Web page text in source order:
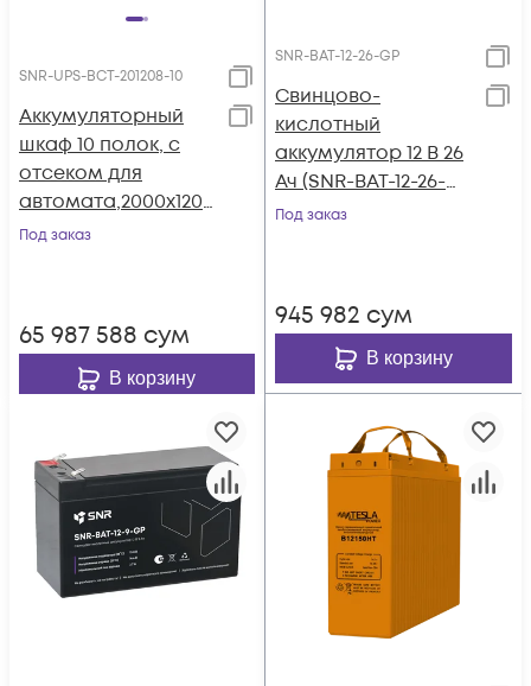
SNR-UPS-BCT-201208-10
Аккумуляторный
шкаф 10 полок, с
отсеком для
автомата,2000х1200
х800мм (SNR-UPS-
Под заказ
65 987 588 сум
В корзину
SNR-BAT-12-26-GP
Свинцово-
кислотный
аккумулятор 12 В 26
Ач (SNR-BAT-12-26-
GP)
Под заказ
945 982 сум
В корзину